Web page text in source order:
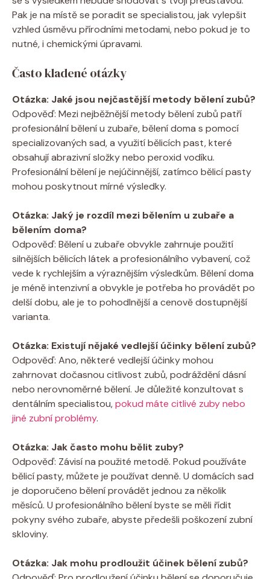
Pak je na místě se poradit se specialistou, jak vylepšit
vzhled úsměvu přírodními metodami, nebo pokud je to
nutné, i chemickými úpravami.
Často kladené otázky
Otázka: Jaké jsou nejčastější metody bělení zubů?
Odpověď: Mezi nejběžnější metody bělení zubů patří
profesionální bělení u zubaře, bělení doma s pomocí
specializovaných sad, a využití bělicích past, které
obsahují abrazivní složky nebo peroxid vodíku.
Profesionální bělení je nejúčinnější, zatímco bělicí pasty
mohou poskytnout mírné výsledky.
Otázka: Jaký je rozdíl mezi bělením u zubaře a
bělením doma?
Odpověď: Bělení u zubaře obvykle zahrnuje použití
silnějších bělicích látek a profesionálního vybavení, což
vede k rychlejším a výraznějším výsledkům. Bělení doma
je méně intenzivní a obvykle je potřeba ho provádět po
delší dobu, ale je to pohodlnější a cenově dostupnější
varianta.
Otázka: Existují nějaké vedlejší účinky bělení zubů?
Odpověď: Ano, některé vedlejší účinky mohou
zahrnovat dočasnou citlivost zubů, podráždění dásní
nebo nerovnoměrné bělení. Je důležité konzultovat s
dentálním specialistou,pokud máte citlivé zuby nebo
jiné zubní problémy.
Otázka: Jak často mohu bělit zuby?
Odpověď: Závisí na použité metodě. Pokud používáte
bělicí pasty, můžete je používat denně. U domácích sad
je doporučeno bělení provádět jednou za několik
měsíců. U profesionálního bělení byste se měli řídit
pokyny svého zubaře, abyste předešli poškození zubní
skloviny.
Otázka: Jak mohu prodloužit účinek bělení zubů?